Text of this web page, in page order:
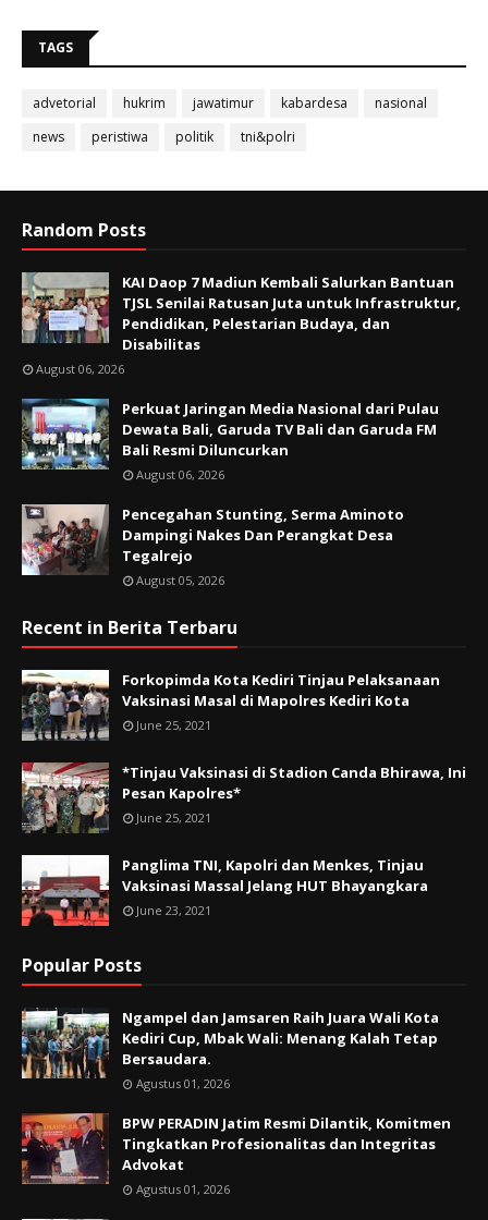
TAGS
advetorial hukrim jawatimur kabardesa
nasional
news
peristiwa politik tni&polri
Random Posts
KAI Daop 7 Madiun Kembali Salurkan Bantuan
TJSL Senilai Ratusan Juta untuk Infrastruktur,
Pendidikan, Pelestarian Budaya, dan
Disabilitas
August 06, 2026
Perkuat Jaringan Media Nasional dari Pulau
Dewata Bali, Garuda TV Bali dan Garuda FM
Bali Resmi Diluncurkan
August 06, 2026
Pencegahan Stunting, Serma Aminoto
Dampingi Nakes Dan Perangkat Desa
Tegalrejo
August 05, 2026
Recent in Berita Terbaru
Forkopimda Kota Kediri Tinjau Pelaksanaan
Vaksinasi Masal di Mapolres Kediri Kota
June 25, 2021
*Tinjau Vaksinasi di Stadion Canda Bhirawa, Ini
Pesan Kapolres*
June 25, 2021
Panglima TNI, Kapolri dan Menkes, Tinjau
Vaksinasi Massal Jelang HUT Bhayangkara
June 23, 2021
Popular Posts
Ngampel dan Jamsaren Raih Juara Wali Kota
Kediri Cup, Mbak Wali: Menang Kalah Tetap
Bersaudara.
Agustus 01, 2026
BPW PERADIN Jatim Resmi Dilantik, Komitmen
Tingkatkan Profesionalitas dan Integritas
Advokat
Agustus 01, 2026